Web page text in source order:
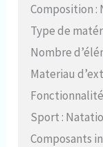
Composition :
Type de
Nombre
Materiau
Sport :
Composants